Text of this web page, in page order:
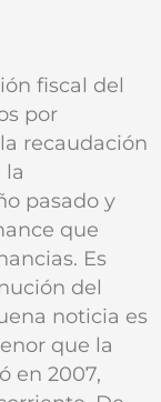
fiscal del
por
recaudación
la
pasado y
que
Es
del
noticia es
que la
en 2007,